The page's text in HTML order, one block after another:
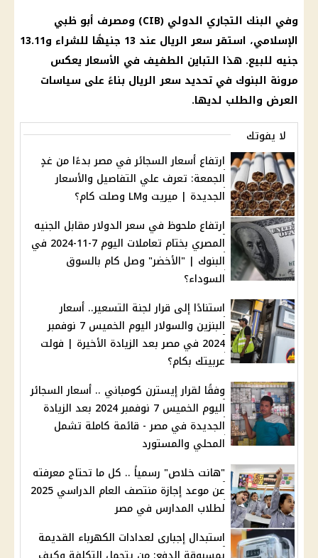
وفي البنك التجاري الدولي (CIB) ومصرف أبو ظبي
الإسلامي، استقر سعر الريال عند 13 جنيهًا للشراء و13.11
جنيه للبيع. هذا التباين الطفيف في الأسعار يعكس
مرونة البنوك في تحديد سعر الريال بناءً على سياسات
العرض والطلب لديها.
لا يفوتك
ارتفاع أسعار السجائر في مصر بدءًا من غدٍ
الجمعة: تعرف علي التفاصيل والأسعار
الجديدة | ميريت وLM وصلت كام؟
ارتفاع ملحوظ في سعر الدولار مقابل الجنيه
المصري بختام تعاملات اليوم 7-11-2024 في
البنوك | "الأخضر" وصل كام بالسوق
السوداء؟
استنادًا إلى قرار لجنة التسعير.. أسعار
البنزين والسولار اليوم الخميس 7 نوفمبر
2024 في مصر بعد الزيادة الأخيرة | فولت
عربيتك بكام؟
وفقًا لقرار إيسترن كومباني .. أسعار السجائر
اليوم الخميس 7 نوفمبر 2024 بعد الزيادة
الجديدة في مصر - قائمة كاملة تشمل
المحلي والمستورد
"هانت خلاص" رسمياً .. كل ما تحتاج معرفته
عن موعد إجازة منتصف العام الدراسي 2025
لطلاب المدارس في مصر
استبدال إجبارى لعدادات الكهرباء القديمة